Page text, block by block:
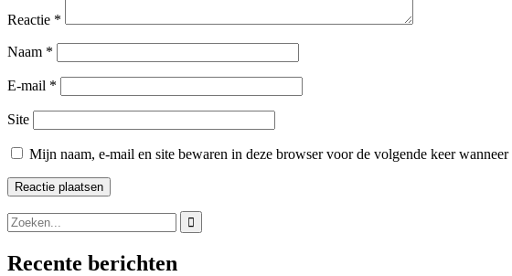
Reactie *
Naam *
E-mail *
Site
Mijn naam, e-mail en site bewaren in deze browser voor de volgende keer wanneer
Search
for:
Recente berichten